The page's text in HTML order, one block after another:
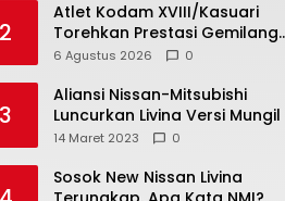
2
Atlet Kodam XVIII/Kasuari
Torehkan Prestasi Gemilang
pada Kejuaraan Pencak Silat
Daya 2026
6 Agustus 2026 0
3
Aliansi Nissan-Mitsubishi
Luncurkan Livina Versi Mungil
14 Maret 2023 0
Sosok New Nissan Livina